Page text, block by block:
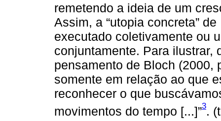
remetendo a ideia de um
Assim, a “utopia concreta”
executado coletivamente ou
conjuntamente. Para ilustrar,
pensamento de Bloch (2000,
somente em relação ao que
reconhecer o que
movimentos do tempo [...]”3.